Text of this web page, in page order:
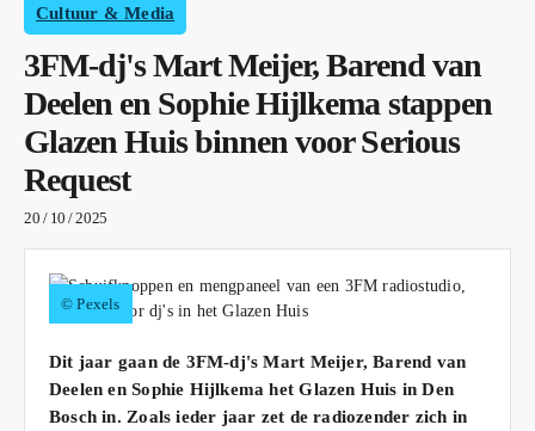
Cultuur & Media
3FM-dj's Mart Meijer, Barend van
Deelen en Sophie Hijlkema stappen
Glazen Huis binnen voor Serious
Request
20 / 10 / 2025
© Pexels
Dit jaar gaan de 3FM-dj's Mart Meijer, Barend van
Deelen en Sophie Hijlkema het Glazen Huis in Den
Bosch in. Zoals ieder jaar zet de radiozender zich in